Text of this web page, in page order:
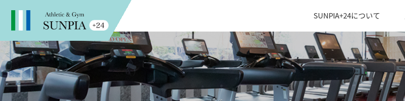
SUNPIA+24について